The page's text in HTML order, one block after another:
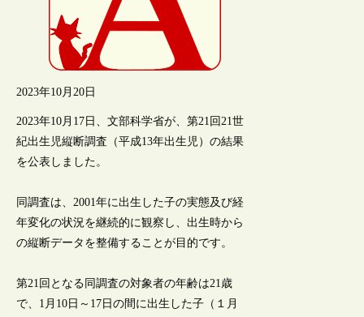
2023年10月20日
2023年10月17日、文部科学省が、第21回21世
紀出生児縦断調査（平成13年出生児）の結果
を公表しました。
同調査は、2001年に出生した子の実態及び経
年変化の状況を継続的に観察し、出生時から
の縦断データを整備することが目的です。
第21回となる同調査の対象者の年齢は21歳
で、1月10日～17日の間に出生した子（１月